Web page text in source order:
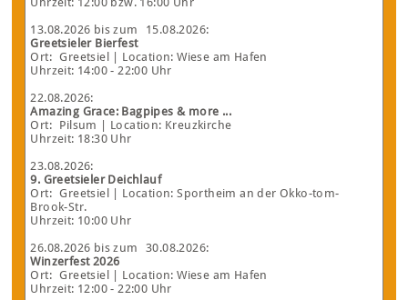
13.08.2026 bis zum 15.08.2026:
Greetsieler Bierfest
Ort: Greetsiel
| Location: Wiese am Hafen
Uhrzeit: 14:00 - 22:00 Uhr
22.08.2026:
Amazing Grace: Bagpipes & more ...
Ort: Pilsum
| Location: Kreuzkirche
Uhrzeit: 18:30 Uhr
23.08.2026:
9. Greetsieler Deichlauf
Ort: Greetsiel
| Location: Sportheim an der Okko-tom-
Brook-Str.
Uhrzeit: 10:00 Uhr
26.08.2026 bis zum 30.08.2026:
Winzerfest 2026
Ort: Greetsiel
| Location: Wiese am Hafen
Uhrzeit: 12:00 - 22:00 Uhr